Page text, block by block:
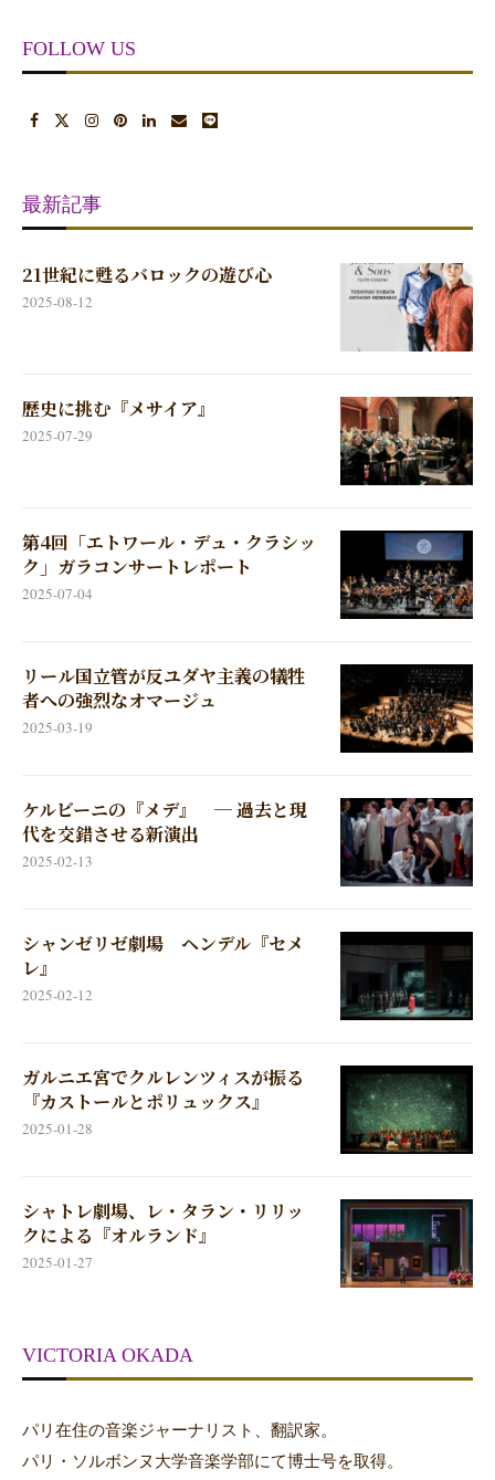
FOLLOW US
最新記事
21世紀に甦るバロックの遊び心
2025-08-12
歴史に挑む『メサイア』
2025-07-29
第4回「エトワール・デュ・クラシッ
ク」ガラコンサートレポート
2025-07-04
リール国立管が反ユダヤ主義の犠牲
者への強烈なオマージュ
2025-03-19
ケルビーニの『メデ』 ─ 過去と現
代を交錯させる新演出
2025-02-13
シャンゼリゼ劇場 ヘンデル『セメ
レ』
2025-02-12
ガルニエ宮でクルレンツィスが振る
『カストールとポリュックス』
2025-01-28
シャトレ劇場、レ・タラン・リリッ
クによる『オルランド』
2025-01-27
VICTORIA OKADA
パリ在住の音楽ジャーナリスト、翻訳家。
パリ・ソルボンヌ大学音楽学部にて博士号を取得。